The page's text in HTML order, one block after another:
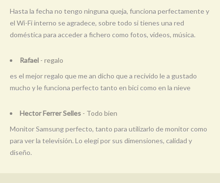
Hasta la fecha no tengo ninguna queja, funciona perfectamente y
el Wi-Fi interno se agradece, sobre todo si tienes una red
doméstica para acceder a fichero como fotos, videos, música.
Rafael - regalo
es el mejor regalo que me an dicho que a recivido le a gustado
mucho y le funciona perfecto tanto en bici como en la nieve
Hector Ferrer Selles - Todo bien
Monitor Samsung perfecto, tanto para utilizarlo de monitor como
para ver la televisión. Lo elegí por sus dimensiones, calidad y
diseño.